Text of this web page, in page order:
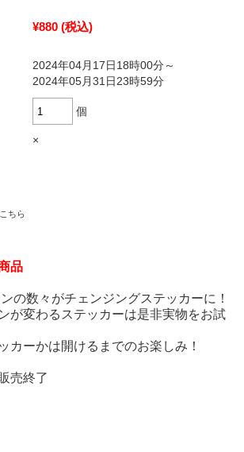
¥880 (税込)
2024年04月17日18時00分～
2024年05月31日23時59分
個
×
ちら
品
の数々がチェンジングステッカーに！
が変わるステッカーは是非実物をお試
カーかは開けるまでのお楽しみ！
売終了